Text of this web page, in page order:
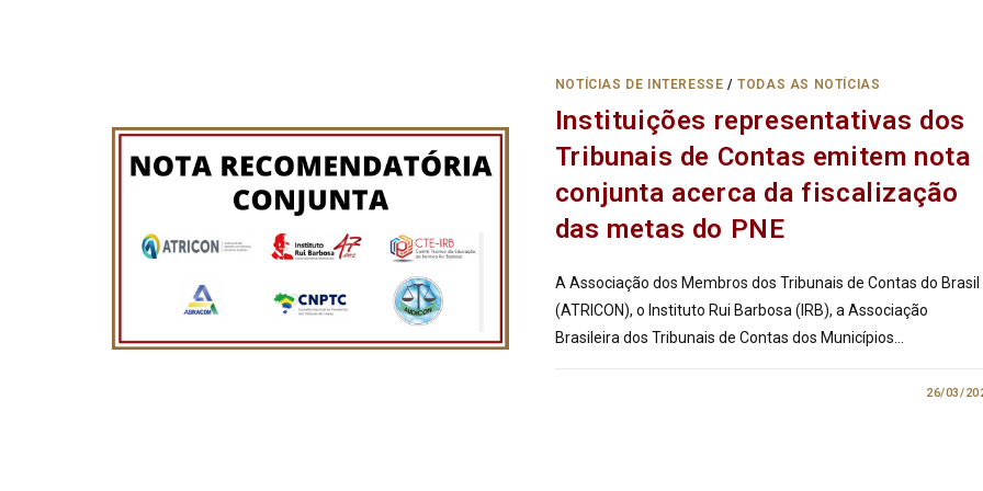
NOTÍCIAS DE INTERESSE /TODAS AS NOTÍCIAS
Instituições representativas dos
Tribunais de Contas emitem nota
conjunta acerca da fiscalização
das metas do PNE
A Associação dos Membros dos Tribunais de Contas do Brasil
(ATRICON), o Instituto Rui Barbosa (IRB), a Associação
Brasileira dos Tribunais de Contas dos Municípios…
26/03/